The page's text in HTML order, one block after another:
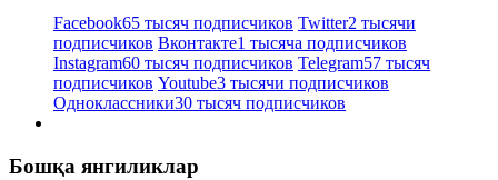
Facebook65 тысяч подписчиков Twitter2 тысячи
подписчиков Вконтакте1 тысяча подписчиков
Instagram60 тысяч подписчиков Telegram57 тысяч
подписчиков Youtube3 тысячи подписчиков
Одноклассники30 тысяч подписчиков
Бошқа янгиликлар